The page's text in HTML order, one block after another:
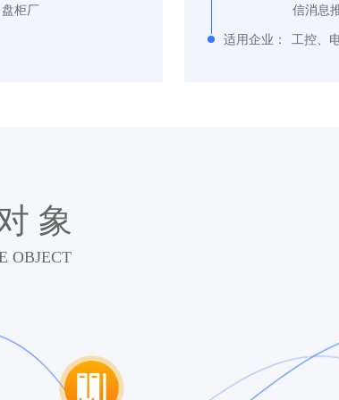
柜厂
信消息
适用企业： 工控、
象
OBJECT